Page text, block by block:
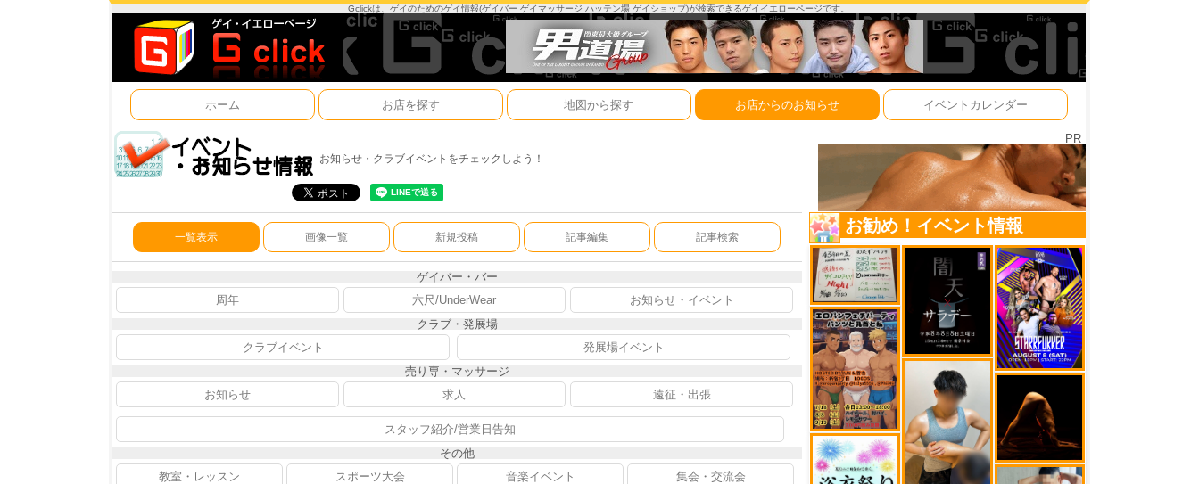
Gclickは、ゲイのためのゲイ情報(ゲイバー ゲイマッサージ ハッテン場 ゲイショップ)が検索できるゲイイエローページです。
ホーム お店を探す 地図から探す お店からのお知らせ イベントカレンダー
お知らせ・クラブイベントをチェックしよう！
PR
一覧表示 画像一覧 新規投稿 記事編集 記事検索
ゲイバー・バー
周年
六尺/UnderWear
お知らせ・イベント
クラブ・発展場
クラブイベント
発展場イベント
売り専・マッサージ
お知らせ
求人 遠征・出張
スタッフ紹介/営業日告知
その他
教室・レッスン
スポーツ大会 音楽イベント 集会・交流会
お勧め！イベント情報